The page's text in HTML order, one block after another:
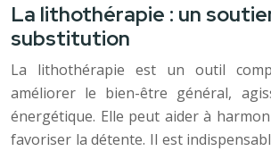
La lithothérapie : un
substitution
La lithothérapie est un outil
améliorer le bien-être général,
énergétique. Elle peut aider à
favoriser la détente. Il est